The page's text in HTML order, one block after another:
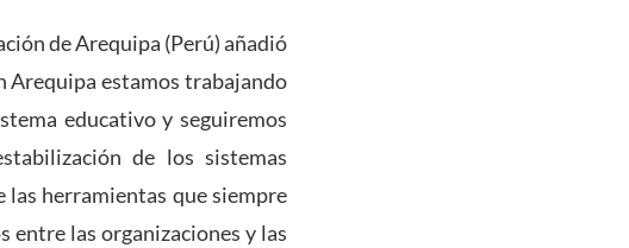
de Arequipa (Perú) añadió
Arequipa estamos trabajando
educativo y seguiremos
de los sistemas
las herramientas que siempre
entre las organizaciones y las